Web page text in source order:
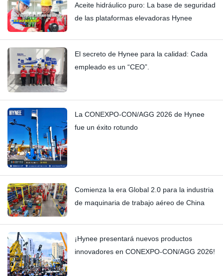
Aceite hidráulico puro: La base de seguridad
de las plataformas elevadoras Hynee
El secreto de Hynee para la calidad: Cada
empleado es un “CEO”.
La CONEXPO-CON/AGG 2026 de Hynee
fue un éxito rotundo
Comienza la era Global 2.0 para la industria
de maquinaria de trabajo aéreo de China
¡Hynee presentará nuevos productos
innovadores en CONEXPO-CON/AGG 2026!